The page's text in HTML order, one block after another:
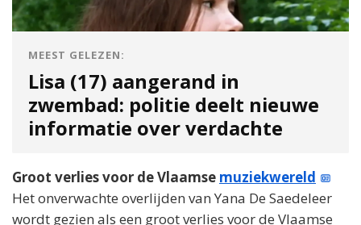
MEEST GELEZEN:
Lisa (17) aangerand in
zwembad: politie deelt nieuwe
informatie over verdachte
Groot verlies voor de Vlaamse muziekwereld
Het onverwachte overlijden van Yana De Saedeleer
wordt gezien als een groot verlies voor de Vlaamse